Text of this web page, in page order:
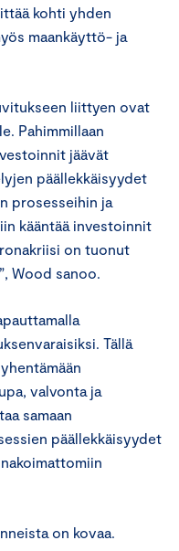
kohti yhden
maankäyttö- ja
liittyen ovat
Pahimmillaan
jäävät
päällekkäisyydet
prosesseihin ja
kääntää investoinnit
on tuonut
Wood sanoo.
Tällä
valvonta ja
samaan
päällekkäisyydet
on kovaa.